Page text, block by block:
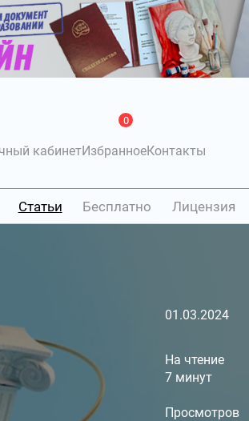
кабинетИзбранное
0
Контакты
Статьи Бесплатно Лицензия
01.03.2024
На чтение
7 минут
Просмотров